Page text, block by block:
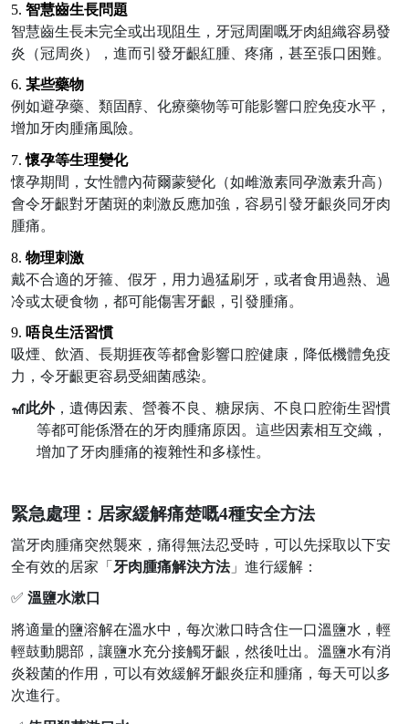
5. 智慧齒生長問題
智慧齒生長未完全或出现阻生，牙冠周圍嘅牙肉組織容易發
炎（冠周炎）， 進而引發牙齦紅腫、疼痛，甚至張口困難。
6. 某些藥物
例如避孕藥、類固醇、化療藥物等可能影響口腔免疫水平，
增加牙肉腫痛風險。
7.懷孕等生理變化
懷孕期間，女性體內荷爾蒙變化（如雌激素同孕激素升高）
會令牙齦對牙菌斑的刺激反應加強，容易引發牙齦炎同牙肉
腫痛。
8. 物理刺激
戴不合適的牙箍、假牙，用力過猛刷牙，或者食用過熱、過
冷或太硬食物，都可能傷害牙齦，引發腫痛。
9. 唔良生活習慣
吸煙、飲酒、長期捱夜等都會影響口腔健康，降低機體免疫
力，令牙齦更容易受細菌感染。
🎢此外，遺傳因素、營養不良、糖尿病、 不良口腔衛生習慣
等都可能係潛在的牙肉腫痛原因。這些因素相互交織，
增加了牙肉腫痛的複雜性和多樣性。
緊急處理：居家緩解痛楚嘅4種安全方法
當牙肉腫痛突然襲來 ， 痛得無法忍受時 ，可以先採取以下安
全有效的居家 「 牙肉腫痛解決方法」 進行緩解：
✅ 溫鹽水漱口
將適量的鹽溶解在溫水中，每次漱口時含住一口溫鹽水，輕
輕鼓動腮部，讓鹽水充分接觸牙齦，然後吐出。溫鹽水有消
炎殺菌的作用，可以有效緩解牙齦炎症和腫痛，每天可以多
次進行。